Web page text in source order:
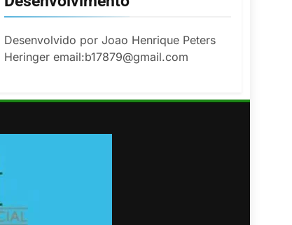
Desenvolvido por Joao Henrique Peters
Heringer email:b17879@gmail.com